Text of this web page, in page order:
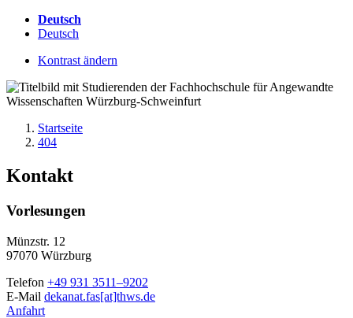
Deutsch
Deutsch
Kontrast ändern
Startseite
404
Kontakt
Vorlesungen
Münzstr. 12
97070 Würzburg
Telefon +49 931 3511–9202
E-Mail dekanat.fas[at]thws.de
Anfahrt